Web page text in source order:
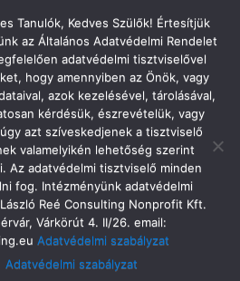
Árpád Gimnázium
utazott Geesthachtba,
vettünk részt. A német partner
egy időben vendégeskedett
az intézmény 75.
Tanulók, Kedves Szülők! Értesítjük
az Általános Adatvédelmi Rendelet
adatvédelmi tisztviselővel
hogy amennyiben az Önök, vagy
azok kezelésével, tárolásával,
kérdésük, észrevételük, vagy
azt szíveskedjenek a tisztviselő
valamelyikén lehetőség szerint
Az adatvédelmi tisztviselő minden
fog. Intézményünk adatvédelmi
Reé Consulting Nonprofit Kft.
Várkörút 4. II/26. email:
Adatvédelmi szabályzat
Adatvédelmi szabályzat